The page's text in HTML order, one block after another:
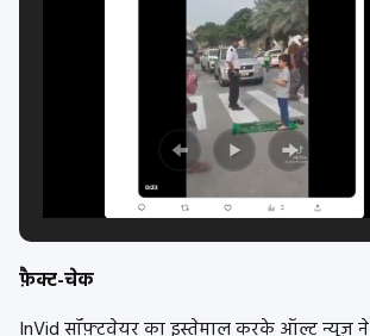
फ़ैक्ट-चेक